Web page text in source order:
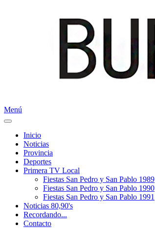
Menú
Inicio
Noticias
Provincia
Deportes
Primera TV Local
Fiestas San Pedro y San Pablo 1989
Fiestas San Pedro y San Pablo 1990
Fiestas San Pedro y San Pablo 1991
Noticias 80,90's
Recordando...
Contacto